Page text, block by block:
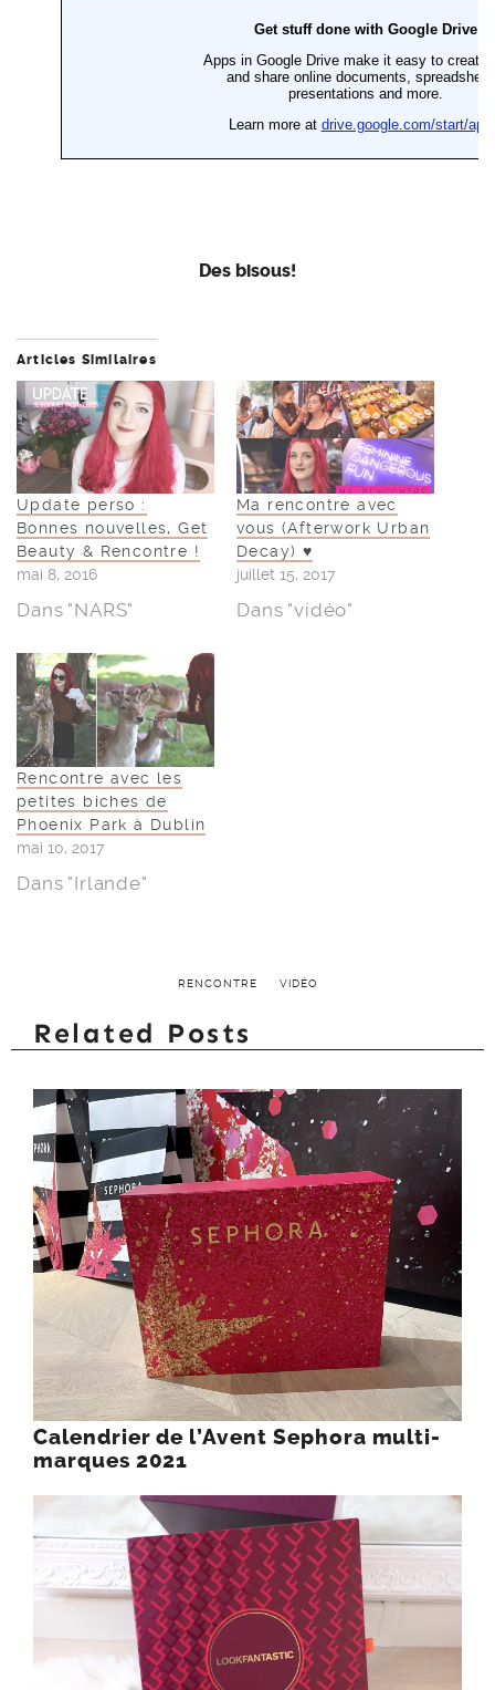
Des bisous!
Articles Similaires
Update perso :
Bonnes nouvelles, Get
Beauty & Rencontre !
mai 8, 2016
Dans "NARS"
Ma rencontre avec
vous (Afterwork Urban
Decay) ♥
juillet 15, 2017
Dans "vidéo"
Rencontre avec les
petites biches de
Phoenix Park à Dublin
mai 10, 2017
Dans "Irlande"
RENCONTRE VIDÉO
Related Posts
Calendrier de l’Avent Sephora multi-
marques 2021